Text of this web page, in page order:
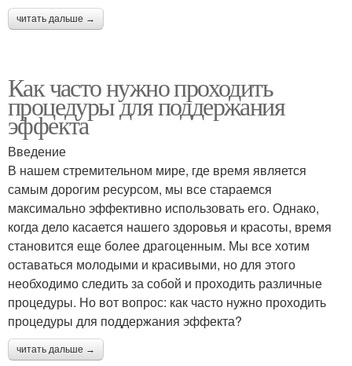
читать дальше →
Как часто нужно проходить
процедуры для поддержания
эффекта
Введение
В нашем стремительном мире, где время является
самым дорогим ресурсом, мы все стараемся
максимально эффективно использовать его. Однако,
когда дело касается нашего здоровья и красоты, время
становится еще более драгоценным. Мы все хотим
оставаться молодыми и красивыми, но для этого
необходимо следить за собой и проходить различные
процедуры. Но вот вопрос: как часто нужно проходить
процедуры для поддержания эффекта?
читать дальше →